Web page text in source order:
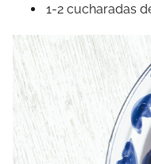
1-2 cucharadas